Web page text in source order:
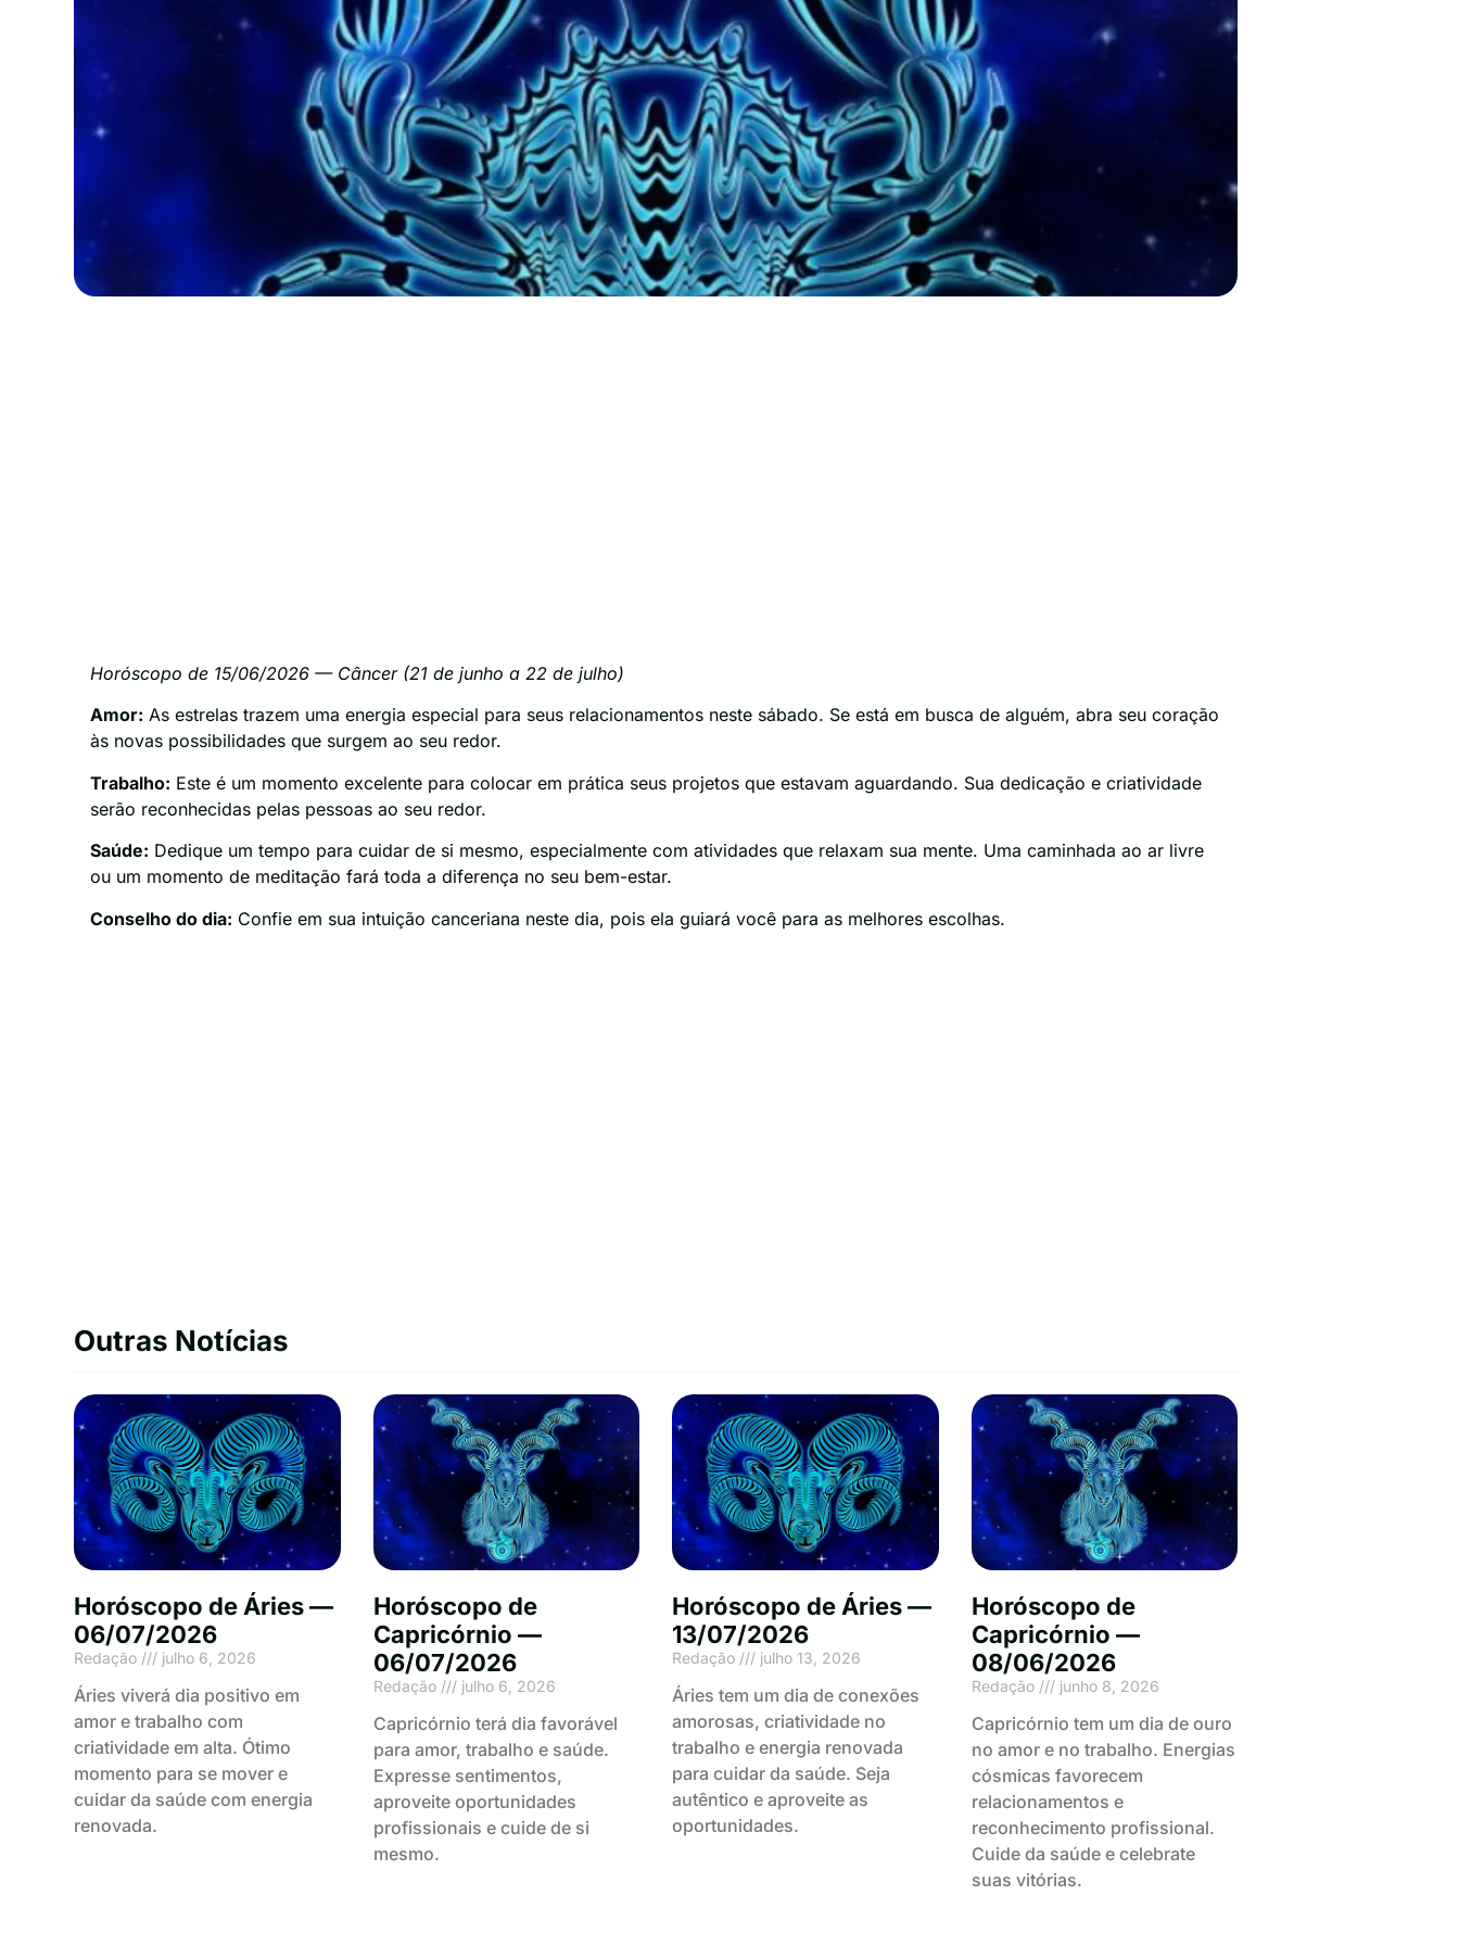
Horóscopo de 15/06/2026 — Câncer (21 de junho a 22 de julho)
Amor: As estrelas trazem uma energia especial para seus relacionamentos neste sábado. Se está em busca de alguém, abra seu coração
às novas possibilidades que surgem ao seu redor.
Trabalho: Este é um momento excelente para colocar em prática seus projetos que estavam aguardando. Sua dedicação e criatividade
serão reconhecidas pelas pessoas ao seu redor.
Saúde: Dedique um tempo para cuidar de si mesmo, especialmente com atividades que relaxam sua mente. Uma caminhada ao ar livre
ou um momento de meditação fará toda a diferença no seu bem-estar.
Conselho do dia: Confie em sua intuição canceriana neste dia, pois ela guiará você para as melhores escolhas.
Outras Notícias
Horóscopo de Áries —
06/07/2026
Redação julho 6, 2026
Áries viverá dia positivo em
amor e trabalho com
criatividade em alta. Ótimo
momento para se mover e
cuidar da saúde com energia
renovada.
Horóscopo de
Capricórnio —
06/07/2026
Redação julho 6, 2026
Capricórnio terá dia favorável
para amor, trabalho e saúde.
Expresse sentimentos,
aproveite oportunidades
profissionais e cuide de si
mesmo.
Horóscopo de Áries —
13/07/2026
Redação julho 13, 2026
Áries tem um dia de conexões
amorosas, criatividade no
trabalho e energia renovada
para cuidar da saúde. Seja
autêntico e aproveite as
oportunidades.
Horóscopo de
Capricórnio —
08/06/2026
Redação junho 8, 2026
Capricórnio tem um dia de ouro
no amor e no trabalho. Energias
cósmicas favorecem
relacionamentos e
reconhecimento profissional.
Cuide da saúde e celebrate
suas vitórias.